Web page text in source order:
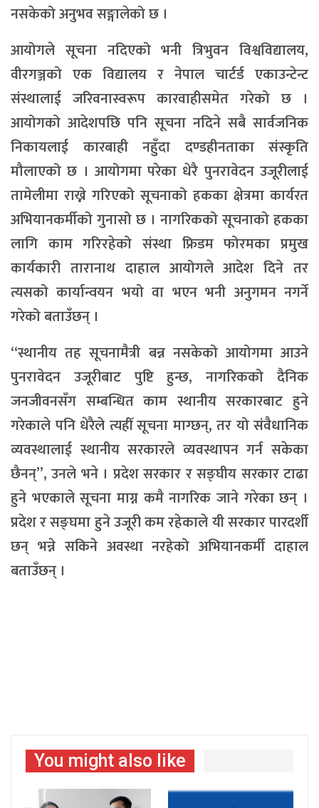
नसकेको अनुभव सङ्गालेको छ ।
आयोगले सूचना नदिएको भनी त्रिभुवन विश्वविद्यालय,
वीरगञ्जको एक विद्यालय र नेपाल चार्टर्ड एकाउन्टेन्ट
संस्थालाई जरिवनास्वरूप कारवाहीसमेत गरेको छ ।
आयोगको आदेशपछि पनि सूचना नदिने सबै सार्वजनिक
निकायलाई कारबाही नहुँदा दण्डहीनताका संस्कृति
मौलाएको छ । आयोगमा परेका धेरै पुनरावेदन उजूरीलाई
तामेलीमा राख्ने गरिएको सूचनाको हकका क्षेत्रमा कार्यरत
अभियानकर्मीको गुनासो छ । नागरिकको सूचनाको हकका
लागि काम गरिरहेको संस्था फ्रिडम फोरमका प्रमुख
कार्यकारी तारानाथ दाहाल आयोगले आदेश दिने तर
त्यसको कार्यान्वयन भयो वा भएन भनी अनुगमन नगर्ने
गरेको बताउँछन् ।
“स्थानीय तह सूचनामैत्री बन्न नसकेको आयोगमा आउने
पुनरावेदन उजूरीबाट पुष्टि हुन्छ, नागरिकको दैनिक
जनजीवनसँग सम्बन्धित काम स्थानीय सरकारबाट हुने
गरेकाले पनि धेरैले त्यहीँ सूचना माग्छन्, तर यो संवैधानिक
व्यवस्थालाई स्थानीय सरकारले व्यवस्थापन गर्न सकेका
छैनन्”, उनले भने । प्रदेश सरकार र सङ्घीय सरकार टाढा
हुने भएकाले सूचना माग्न कमै नागरिक जाने गरेका छन् ।
प्रदेश र सङ्घमा हुने उजूरी कम रहेकाले यी सरकार पारदर्शी
छन् भन्ने सकिने अवस्था नरहेको अभियानकर्मी दाहाल
बताउँछन् ।
You might also like